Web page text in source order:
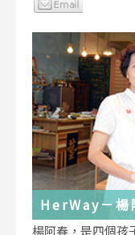
楊阿春，是四個孩